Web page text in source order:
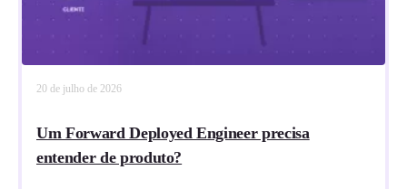
20 de julho de 2026
Um Forward Deployed Engineer precisa
entender de produto?